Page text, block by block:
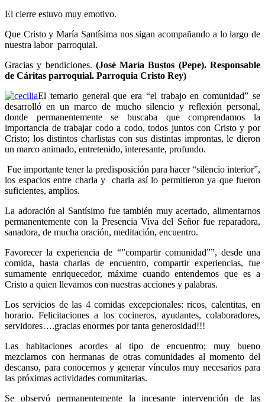
El cierre estuvo muy emotivo.
Que Cristo y María Santísima nos sigan acompañando a lo largo de
nuestra labor parroquial.
Gracias y bendiciones. (José María Bustos (Pepe). Responsable
de Cáritas parroquial. Parroquia Cristo Rey)
El temario general que era “el trabajo en comunidad” se
desarrolló en un marco de mucho silencio y reflexión personal,
donde permanentemente se buscaba que comprendamos la
importancia de trabajar codo a codo, todos juntos con Cristo y por
Cristo; los distintos charlistas con sus distintas improntas, le dieron
un marco animado, entretenido, interesante, profundo.
Fue importante tener la predisposición para hacer “silencio interior”,
los espacios entre charla y charla así lo permitieron ya que fueron
suficientes, amplios.
La adoración al Santísimo fue también muy acertado, alimentarnos
permanentemente con la Presencia Viva del Señor fue reparadora,
sanadora, de mucha oración, meditación, encuentro.
Favorecer la experiencia de “”compartir comunidad””, desde una
comida, hasta charlas de encuentro, compartir experiencias, fue
sumamente enriquecedor, máxime cuando entendemos que es a
Cristo a quien llevamos con nuestras acciones y palabras.
Los servicios de las 4 comidas excepcionales: ricos, calentitas, en
horario. Felicitaciones a los cocineros, ayudantes, colaboradores,
servidores….gracias enormes por tanta generosidad!!!
Las habitaciones acordes al tipo de encuentro; muy bueno
mezclarnos con hermanas de otras comunidades al momento del
descanso, para conocernos y generar vínculos muy necesarios para
las próximas actividades comunitarias.
Se observó permanentemente la incesante intervención de las